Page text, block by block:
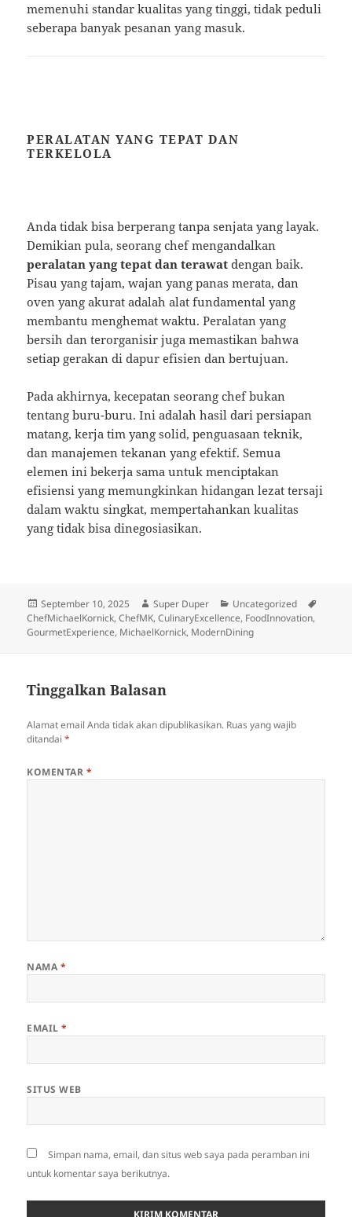
memenuhi standar kualitas yang tinggi, tidak peduli
seberapa banyak pesanan yang masuk.
PERALATAN YANG TEPAT DAN
TERKELOLA
Anda tidak bisa berperang tanpa senjata yang layak.
Demikian pula, seorang chef mengandalkan
peralatan yang tepat dan terawat dengan baik.
Pisau yang tajam, wajan yang panas merata, dan
oven yang akurat adalah alat fundamental yang
membantu menghemat waktu. Peralatan yang
bersih dan terorganisir juga memastikan bahwa
setiap gerakan di dapur efisien dan bertujuan.
Pada akhirnya, kecepatan seorang chef bukan
tentang buru-buru. Ini adalah hasil dari persiapan
matang, kerja tim yang solid, penguasaan teknik,
dan manajemen tekanan yang efektif. Semua
elemen ini bekerja sama untuk menciptakan
efisiensi yang memungkinkan hidangan lezat tersaji
dalam waktu singkat, mempertahankan kualitas
yang tidak bisa dinegosiasikan.
Diposkan
pada
September 10, 2025 Penulis
Super Duper Kategori
Uncategorized
ChefMichaelKornick,ChefMK,CulinaryExcellence, FoodInnovation,
GourmetExperience, MichaelKornick, ModernDining
Tinggalkan Balasan
Alamat email Anda tidak akan dipublikasikan. Ruas yang wajib
ditandai*
KOMENTAR *
NAMA *
EMAIL*
SITUS WEB
Simpan nama, email, dan situs web saya pada peramban ini
untuk komentar saya berikutnya.